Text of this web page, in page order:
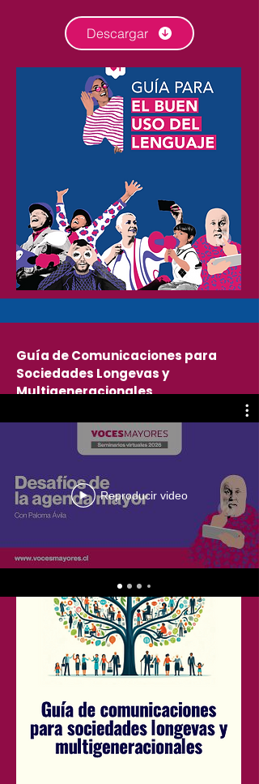
Descargar
Guía de Comunicaciones para
Sociedades Longevas y
Multigeneracionales
Mayores y CONAR contribuir a la
construcción de una industria de las
que valore las distintas etapas de la vida y
promueva la intergeneracionalidad.
Reproducir video